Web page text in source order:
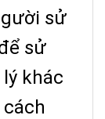
sử
sử
khác